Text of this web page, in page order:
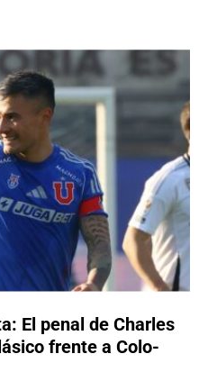
El penal de Charles
frente a Colo-